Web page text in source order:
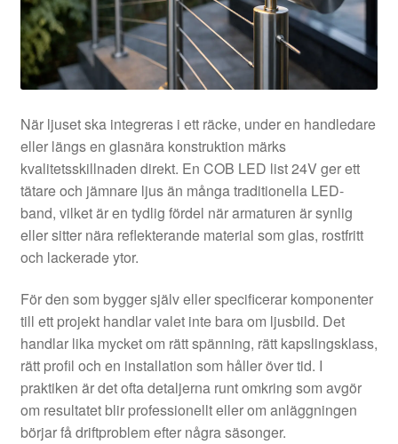
När ljuset ska integreras i ett räcke, under en handledare
eller längs en glasnära konstruktion märks
kvalitetsskillnaden direkt. En COB LED list 24V ger ett
tätare och jämnare ljus än många traditionella LED-
band, vilket är en tydlig fördel när armaturen är synlig
eller sitter nära reflekterande material som glas, rostfritt
och lackerade ytor.
För den som bygger själv eller specificerar komponenter
till ett projekt handlar valet inte bara om ljusbild. Det
handlar lika mycket om rätt spänning, rätt kapslingsklass,
rätt profil och en installation som håller över tid. I
praktiken är det ofta detaljerna runt omkring som avgör
om resultatet blir professionellt eller om anläggningen
börjar få driftproblem efter några säsonger.